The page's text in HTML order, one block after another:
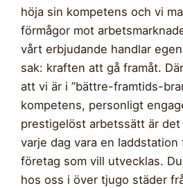
höja sin kompetens och vi
förmågor mot
vårt erbjudande handlar
sak: kraften att gå framåt.
att vi är i ”bättre-framtids-
kompetens, personligt
prestigelöst arbetssätt är
varje dag vara en
företag som vill utvecklas.
hos oss i över tjugo städer